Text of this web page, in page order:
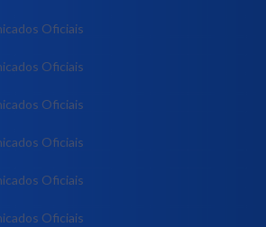
Oficiais
Oficiais
Oficiais
Oficiais
Oficiais
Oficiais